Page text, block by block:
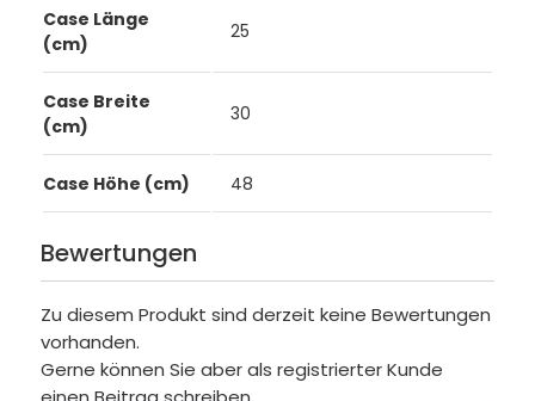
Case Länge
(cm)
25
Case Breite
(cm)
30
Case Höhe (cm) 48
Bewertungen
Zu diesem Produkt sind derzeit keine Bewertungen
vorhanden.
Gerne können Sie aber als registrierter Kunde